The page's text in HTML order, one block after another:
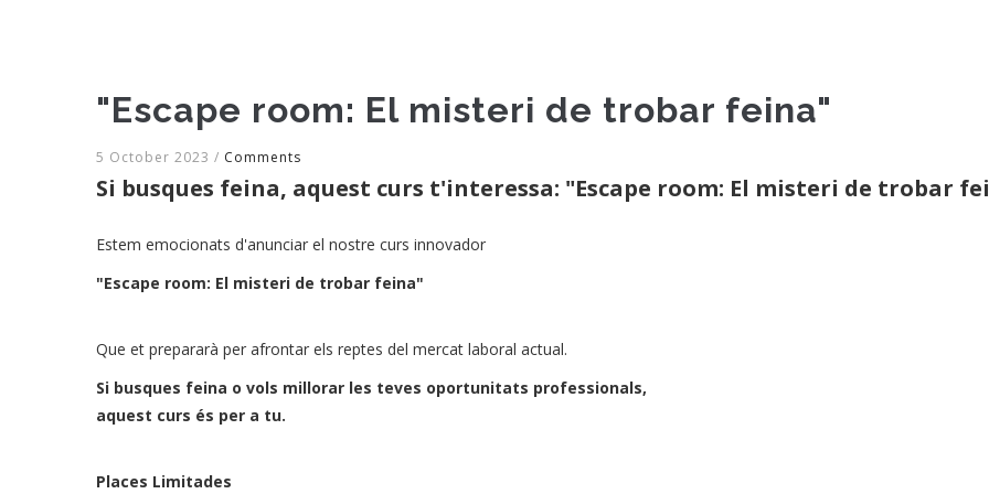
"Escape room: El misteri de trobar feina"
5 October 2023 / Comments
Si busques feina, aquest curs t'interessa: "Escape room: El misteri de trobar
Estem emocionats d'anunciar el nostre curs innovador
"Escape room: El misteri de trobar feina"
Que et prepararà per afrontar els reptes del mercat laboral actual.
Si busques feina o vols millorar les teves oportunitats professionals,
aquest curs és per a tu.
Places Limitades